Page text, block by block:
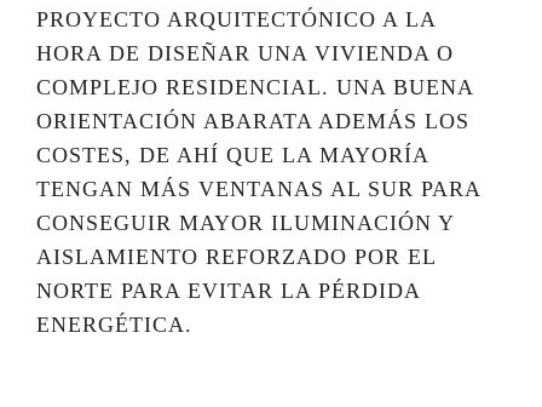
PROYECTO ARQUITECTÓNICO A LA
HORA DE DISEÑAR UNA VIVIENDA O
COMPLEJO RESIDENCIAL. UNA BUENA
ORIENTACIÓN ABARATA ADEMÁS LOS
COSTES, DE AHÍ QUE LA MAYORÍA
TENGAN MÁS VENTANAS AL SUR PARA
CONSEGUIR MAYOR ILUMINACIÓN Y
AISLAMIENTO REFORZADO POR EL
NORTE PARA EVITAR LA PÉRDIDA
ENERGÉTICA.